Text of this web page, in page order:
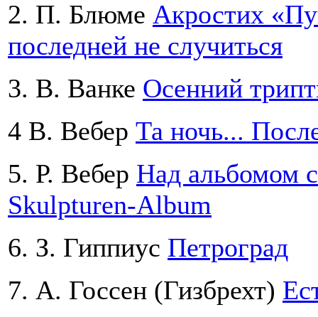
2. П. Блюме Акростих
последней не случиться
3. В. Ванке Осенний
4 В. Вебер Та ночь...
5. Р. Вебер Над альбомом
Skulpturen-Album
6. З. Гиппиус Петроград
7. А. Госсен (Гизбрехт)